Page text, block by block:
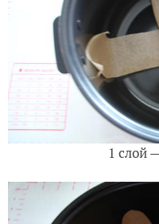
повидлом или джемом.
повидло с
кисленькое и хорошо